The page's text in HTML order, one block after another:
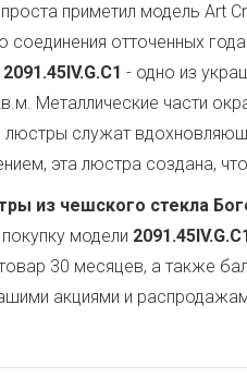
приметил модель Art
соединения отточенных
2091.45IV.G.C1 - одно из
Металлические части
люстры служат
эта люстра создана,
из чешского стекла
модели
30 месяцев, а также
акциями и